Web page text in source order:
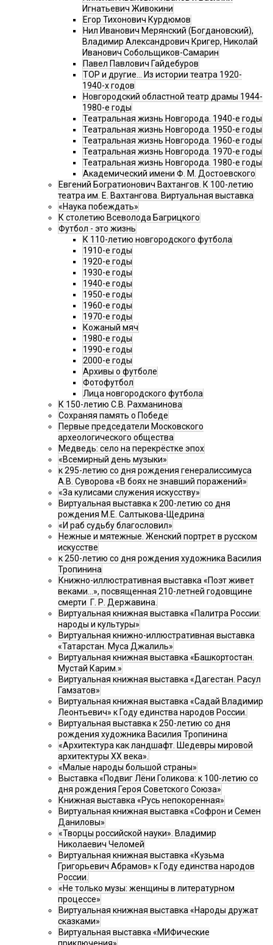
Игнатьевич Живокини
Егор Тихонович Курдюмов
Нил Иванович Мерянский (Богдановский),
Владимир Александрович Кригер, Николай
Иванович Собольщиков-Самарин
Павел Павлович Гайдебуров
ТОР и другие… Из истории театра 1920-
1940-х годов
Новгородский областной театр драмы 1944-
1980-е годы
Театральная жизнь Новгорода. 1940-е годы
Театральная жизнь Новгорода. 1950-е годы
Театральная жизнь Новгорода. 1960-е годы
Театральная жизнь Новгорода. 1970-е годы
Театральная жизнь Новгорода. 1980-е годы
Академический имени Ф. М. Достоевского
Евгений Богратионович Вахтангов. К 100-летию
театра им. Е. Вахтангова. Виртуальная выставка
«Наука побеждать»
К столетию Всеволода Багрицкого
Футбол - это жизнь
К 110-летию новгородского футбола
1910-е годы
1920-е годы
1930-е годы
1940-е годы
1950-е годы
1960-е годы
1970-е годы
Кожаный мяч
1980-е годы
1990-е годы
2000-е годы
Архивы о футболе
Фотофутбол
Лица новгородского футбола
К 150-летию С.В. Рахманинова
Сохраняя память о Победе
Первые председатели Московского
археологического общества
Медведь: село на перекрёстке эпох
«Всемирный день музыки»
к 295-летию со дня рождения генералиссимуса
А.В. Суворова «В боях не знавший поражений»
«За кулисами служения искусству»
Виртуальная выставка к 200-летию со дня
рождения М.Е. Салтыкова-Щедрина
«И раб судьбу благословил»
Нежные и мятежные. Женский портрет в русском
искусстве
к 250-летию со дня рождения художника Василия
Тропинина
Книжно-иллюстративная выставка «Поэт живет
веками…», посвященная 210-летней годовщине
смерти Г. Р. Державина.
Виртуальная книжная выставка «Палитра России:
народы и культуры»
Виртуальная книжно-иллюстративная выставка
«Татарстан. Муса Джалиль»
Виртуальная книжная выставка «Башкортостан.
Мустай Карим.»
Виртуальная книжная выставка «Дагестан. Расул
Гамзатов»
Виртуальная книжная выставка «Садай Владимир
Леонтьевич» к Году единства народов России.
Виртуальная выставка к 250-летию со дня
рождения художника Василия Тропинина
«Архитектура как ландшафт. Шедевры мировой
архитектуры XX века».
«Малые народы большой страны»
Выставка «Подвиг Лёни Голикова: к 100-летию со
дня рождения Героя Советского Союза»
Книжная выставка «Русь непокоренная»
Виртуальная книжная выставка «Софрон и Семен
Даниловы»
«Творцы российской науки». Владимир
Николаевич Челомей
Виртуальная книжная выставка «Кузьма
Григорьевич Абрамов» к Году единства народов
России.
«Не только музы: женщины в литературном
процессе»
Виртуальная книжная выставка «Народы дружат
сказками»
Виртуальная выставка «МИФические